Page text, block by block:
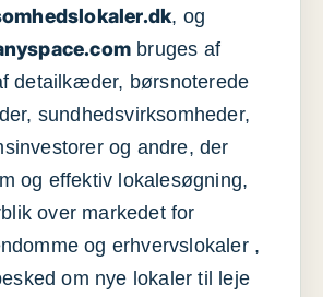
, og
bruges af
detailkæder, børsnoterede
sundhedsvirksomheder,
og andre, der
og effektiv lokalesøgning,
over markedet for
og erhvervslokaler ,
om nye lokaler til leje